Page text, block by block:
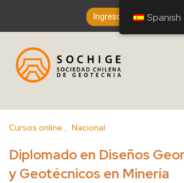
Ingreso de Socios
Cursos online Nacional
Diplomado en Diseños
y Geotécnicos en Minería
Spanish
Spanish